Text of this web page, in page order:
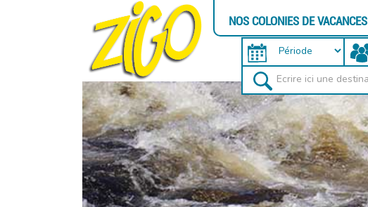
NOS COLONIES DE VACANCES